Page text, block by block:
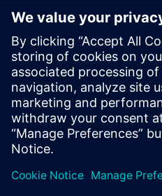
E-bok
Siemens' Opcenter Quality-
produsenter med å nå sine
Les e-boken